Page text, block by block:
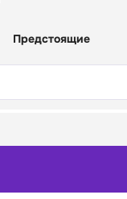
Предстоящие